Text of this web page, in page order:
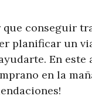
conseguir
planificar un
En
en la